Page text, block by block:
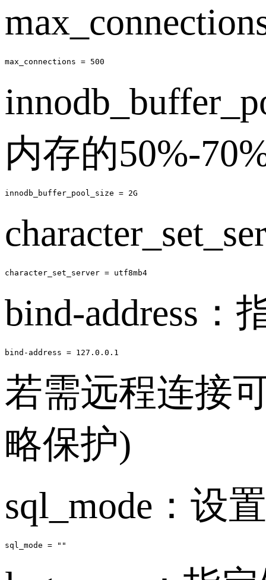
内存的50%-
innodb_buffer_pool_size = 2G
character_set_server = utf8mb4
bind-address
bind-address = 127.0.0.1
若需远程连接
略保护)
sql_mode：设
sql_mode = ""